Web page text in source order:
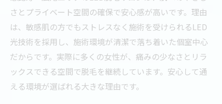
さとプライベート空間の確保で安心感が高いです。理由
は、敏感肌の方でもストレスなく施術を受けられるLED
光技術を採用し、施術環境が清潔で落ち着いた個室中心
だからです。実際に多くの女性が、痛みの少なさとリラ
ックスできる空間で脱毛を継続しています。安心して通
える環境が選ばれる大きな理由です。